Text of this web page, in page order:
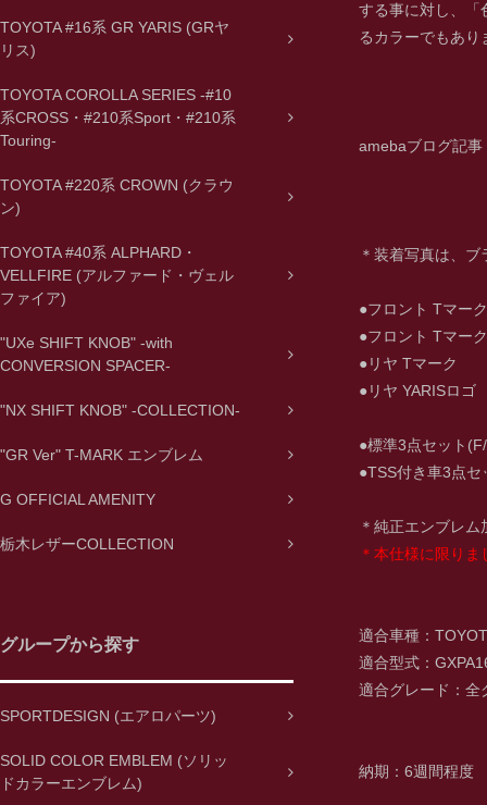
TOYOTA #16系 GR YARIS (GRヤ
リス)
TOYOTA COROLLA SERIES -#10
系CROSS・#210系Sport・#210系
Touring-
TOYOTA #220系 CROWN (クラウ
ン)
TOYOTA #40系 ALPHARD・
VELLFIRE (アルファード・ヴェル
ファイア)
"UXe SHIFT KNOB" -with
CONVERSION SPACER-
"NX SHIFT KNOB" -COLLECTION-
"GR Ver" T-MARK エンブレム
G OFFICIAL AMENITY
栃木レザーCOLLECTION
グループから探す
SPORTDESIGN (エアロパーツ)
SOLID COLOR EMBLEM (ソリッ
ドカラーエンブレム)
する事に対し、「
るカラーでもあり
amebaブログ記事
＊装着写真は、
●フロント Tマ
●フロント Tマ
●リヤ Tマ
●リヤ
●標準3点セット
●TSS付き車3点
＊純正エンブレム
＊本仕様に限り
適合車種：
適合型式：
適合グレード：全
納期：6週間程度